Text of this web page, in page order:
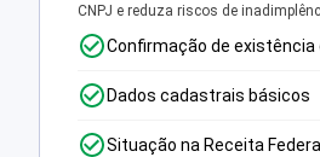
CNPJ e reduza riscos de
Confirmação de existência
Dados cadastrais básicos
Situação na Receita Federal